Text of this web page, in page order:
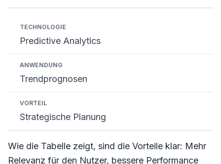
Predictive Analytics
Trendprognosen
Strategische Planung
Wie die Tabelle zeigt, sind die Vorteile klar: Mehr
Relevanz für den Nutzer, bessere Performance